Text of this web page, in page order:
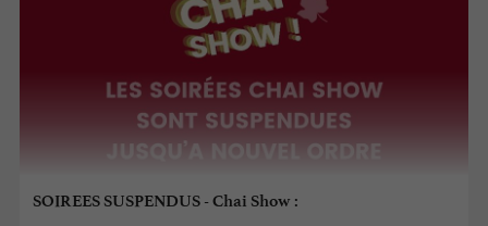
SOIREES SUSPENDUS - Chai Show :